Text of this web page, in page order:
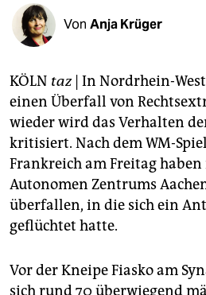
fragen & hilfe
abo
genossenschaft
epaper login
Von Anja Krüger
KÖLN taz| In Nordrhein-
einen Überfall von
wieder wird das Verhalten
kritisiert. Nach dem WM-
Frankreich am Freitag haben
Autonomen Zentrums
überfallen, in die sich ein
geflüchtet hatte.
Vor der Kneipe Fiasko am
sich rund 70 überwiegend